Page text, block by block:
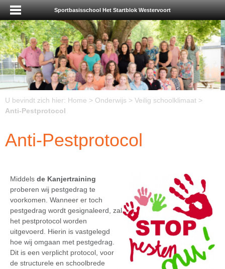
Sportbasisschool Het Startblok Westervoort
U bevindt zich hier: Home > Onderwijs > Veilig schoolklimaat >
Anti-Pestprotocol
Anti-Pestprotocol
Middels de Kanjertraining
proberen wij pestgedrag te
voorkomen. Wanneer er toch
pestgedrag wordt gesignaleerd, zal
het pestprotocol worden
uitgevoerd. Hierin is vastgelegd
hoe wij omgaan met pestgedrag.
Dit is een verplicht protocol, voor
de structurele en schoolbrede